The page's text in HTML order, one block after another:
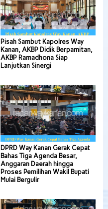
Pisah Sambut Kapolres Way
Kanan, AKBP Didik Berpamitan,
AKBP Ramadhona Siap
Lanjutkan Sinergi
DPRD Way Kanan Gerak Cepat
Bahas Tiga Agenda Besar,
Anggaran Daerah hingga
Proses Pemilihan Wakil Bupati
Mulai Bergulir